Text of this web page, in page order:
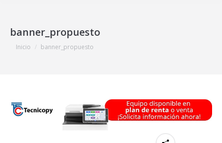
banner_propuesto
Estás aquí:
Inicio banner_propuesto